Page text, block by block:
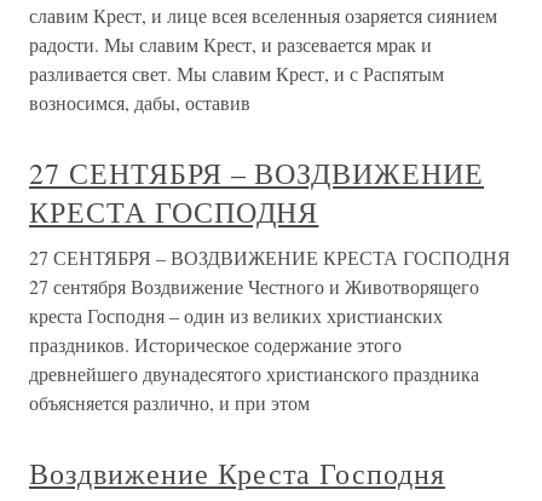
славим Крест, и лице всея вселенныя озаряется сиянием
радости. Мы славим Крест, и разсевается мрак и
разливается свет. Мы славим Крест, и с Распятым
возносимся, дабы, оставив
27 СЕНТЯБРЯ – ВОЗДВИЖЕНИЕ
КРЕСТА ГОСПОДНЯ
27 СЕНТЯБРЯ – ВОЗДВИЖЕНИЕ КРЕСТА ГОСПОДНЯ
27 сентября Воздвижение Честного и Животворящего
креста Господня – один из великих христианских
праздников. Историческое содержание этого
древнейшего двунадесятого христианского праздника
объясняется различно, и при этом
Воздвижение Креста Господня